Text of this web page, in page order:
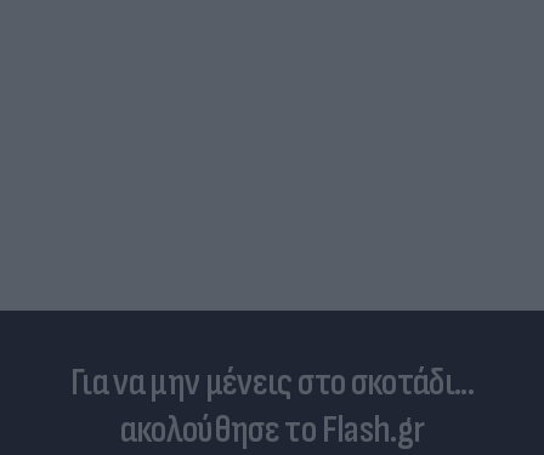
Για να μην μένεις στο σκοτάδι...
ακολούθησε το Flash.gr